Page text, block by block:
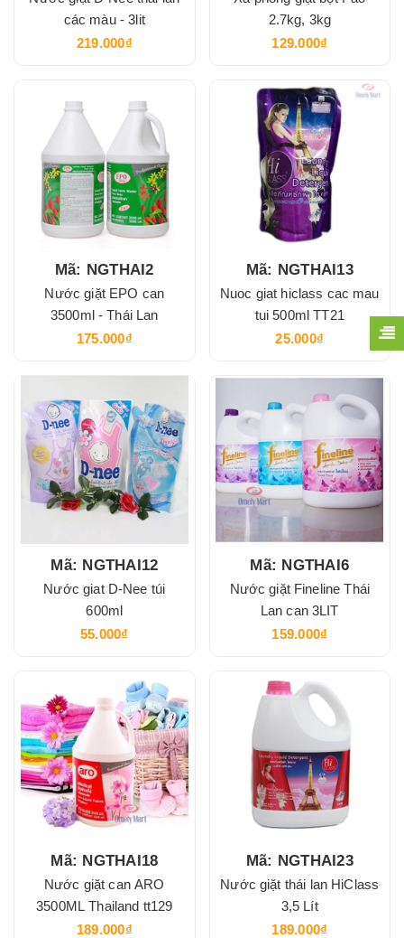
các màu - 3lit
219.000₫
2.7kg, 3kg
129.000₫
Mã: NGTHAI2
Nước giặt EPO can
3500ml - Thái Lan
175.000₫
Mã: NGTHAI13
Nuoc giat hiclass cac mau
tui 500ml TT21
25.000₫
Mã: NGTHAI12
Nước giat D-Nee túi
600ml
55.000₫
Mã: NGTHAI6
Nước giặt Fineline Thái
Lan can 3LIT
159.000₫
Mã: NGTHAI18
Nước giặt can ARO
3500ML Thailand tt129
189.000₫
Mã: NGTHAI23
Nước giặt thái lan HiClass
3,5 Lít
189.000₫